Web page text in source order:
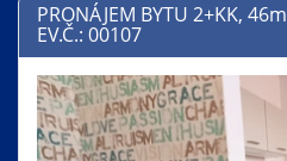
PRONÁJEM BYTU 2+KK, 46
EV.Č.: 00107